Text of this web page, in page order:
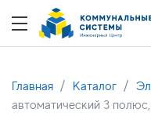
Главная Каталог
автоматический 3